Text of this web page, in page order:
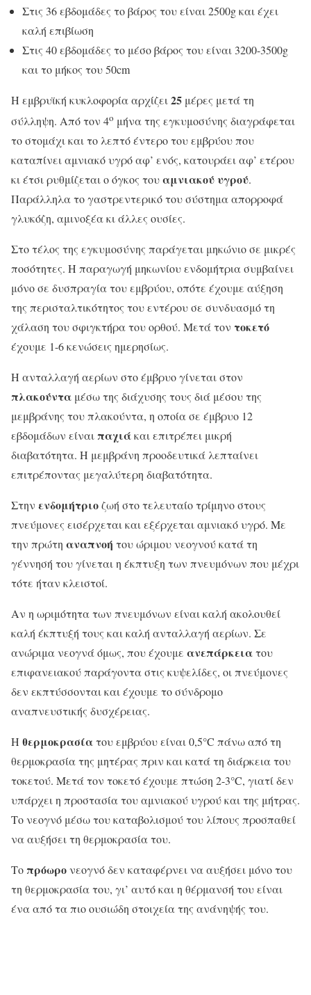
Στις 36 εβδομάδες το βάρος του είναι 2500g και έχει
καλή επιβίωση
Στις 40 εβδομάδες το μέσο βάρος του είναι 3200-3500g
και το μήκος του 50cm
Η εμβρυϊκή κυκλοφορία αρχίζει25 μέρες μετά τη
σύλληψη. Από τον 4ο μήνα της εγκυμοσύνης διαγράφεται
το στομάχι και το λεπτό έντερο του εμβρύου που
καταπίνει αμνιακό υγρό αφ’ ενός, κατουράει αφ’ ετέρου
κι έτσι ρυθμίζεται ο όγκος τουαμνιακούυγρού.
Παράλληλα το γαστρεντερικό του σύστημα απορροφά
γλυκόζη, αμινοξέα κι άλλες ουσίες.
Στο τέλος της εγκυμοσύνης παράγεται μηκώνιο σε μικρές
ποσότητες. Η παραγωγή μηκωνίου ενδομήτρια συμβαίνει
μόνο σε δυσπραγία του εμβρύου, οπότε έχουμε αύξηση
της περισταλτικότητος του εντέρου σε συνδυασμό τη
χάλαση του σφιγκτήρα του ορθού. Μετά τον τοκετό
έχουμε 1-6 κενώσεις ημερησίως.
Η ανταλλαγή αερίων στο έμβρυο γίνεται στον
πλακούντα μέσω της διάχυσης τους διά μέσου της
μεμβράνης του πλακούντα, η οποία σε έμβρυο 12
εβδομάδων είναι παχιάκαι επιτρέπει μικρή
διαβατότητα. Η μεμβράνη προοδευτικά λεπταίνει
επιτρέποντας μεγαλύτερη διαβατότητα.
Στην ενδομήτριοζωή στο τελευταίο τρίμηνο στους
πνεύμονες εισέρχεται και εξέρχεται αμνιακό υγρό. Με
την πρώτη αναπνοή του ώριμου νεογνού κατά τη
γέννησή του γίνεται η έκπτυξη των πνευμόνων που μέχρι
τότε ήταν κλειστοί.
Αν η ωριμότητα των πνευμόνων είναι καλή ακολουθεί
καλή έκπτυξή τους και καλή ανταλλαγή αερίων. Σε
ανώριμα νεογνά όμως, που έχουμε ανεπάρκειατου
επιφανειακού παράγοντα στις κυψελίδες, οι πνεύμονες
δεν εκπτύσσονται και έχουμε το σύνδρομο
αναπνευστικής δυσχέρειας.
Η θερμοκρασίατου εμβρύου είναι 0,5°C πάνω από τη
θερμοκρασία της μητέρας πριν και κατά τη διάρκεια του
τοκετού. Μετά τον τοκετό έχουμε πτώση 2-3°C, γιατί δεν
υπάρχει η προστασία του αμνιακού υγρού και της μήτρας.
Το νεογνό μέσω του καταβολισμού του λίπους προσπαθεί
να αυξήσει τη θερμοκρασία του.
Το πρόωρονεογνό δεν καταφέρνει να αυξήσει μόνο του
τη θερμοκρασία του, γι’ αυτό και η θέρμανσή του είναι
ένα από τα πιο ουσιώδη στοιχεία της ανάνηψής του.